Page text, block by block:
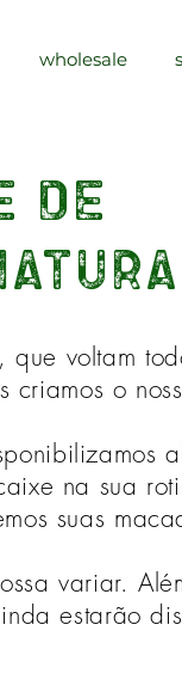
wholesale
de
que voltam
criamos o
na sua
suas
variar.
estarão